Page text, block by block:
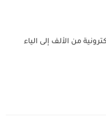
من الألف إلى الياء